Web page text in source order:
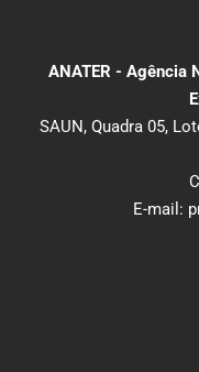
ANATER - Agência
SAUN, Quadra 05,
E-mail: